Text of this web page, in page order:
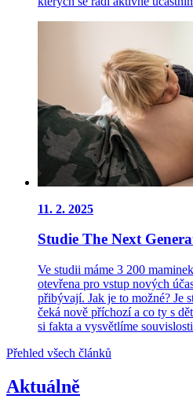
11. 2. 2025
Studie The Next
Ve studii máme 3 200
otevřena pro vstup nových
přibývají. Jak je to možné? Je
čeká nově příchozí a co ty s
si fakta a vysvětlíme
Přehled všech článků
Aktuálně